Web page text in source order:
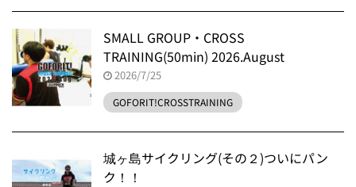
SMALL GROUP・CROSS
TRAINING(50min) 2026.August
2026/7/25
GOFORIT!CROSSTRAINING
城ヶ島サイクリング(その２)ついにパン
ク！！